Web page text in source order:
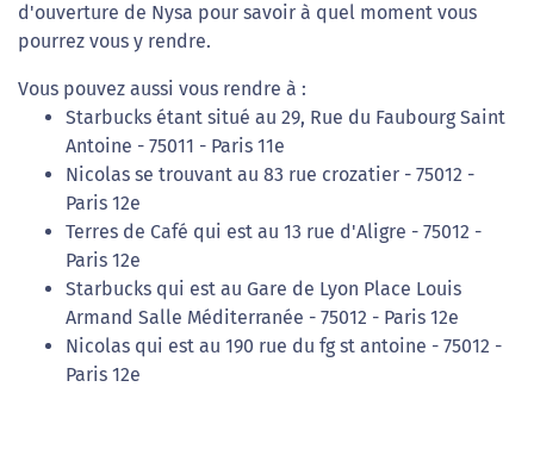
d'ouverture de Nysa pour savoir à quel moment vous
pourrez vous y rendre.
Vous pouvez aussi vous rendre à :
Starbucks étant situé au 29, Rue du Faubourg Saint
Antoine - 75011 - Paris 11e
Nicolas se trouvant au 83 rue crozatier - 75012 -
Paris 12e
Terres de Café qui est au 13 rue d'Aligre - 75012 -
Paris 12e
Starbucks qui est au Gare de Lyon Place Louis
Armand Salle Méditerranée - 75012 - Paris 12e
Nicolas qui est au 190 rue du fg st antoine - 75012 -
Paris 12e